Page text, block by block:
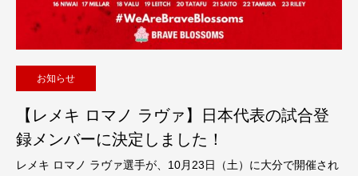
お知らせ
【レメキ ロマノ ラヴァ】日本代表の試合登
録メンバーに決定しました！
レメキ ロマノ ラヴァ選手が、10月23日（土）に大分で開催され